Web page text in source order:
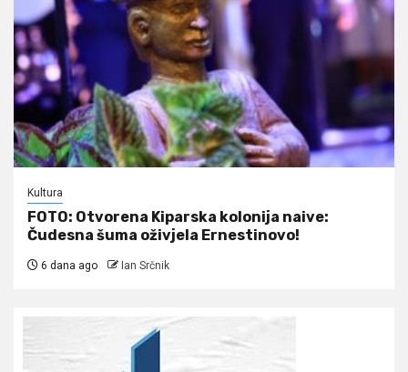
Kultura
FOTO: Otvorena Kiparska kolonija naive:
Čudesna šuma oživjela Ernestinovo!
6 dana ago Ian Srčnik